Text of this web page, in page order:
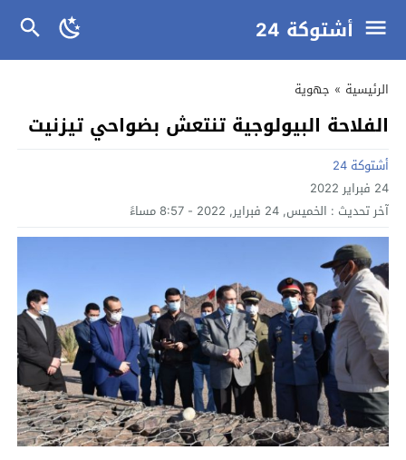
أشتوكة 24
الرئيسية » جهوية
الفلاحة البيولوجية تنتعش بضواحي تيزنيت
أشتوكة 24
24 فبراير 2022
آخر تحديث : الخميس, 24 فبراير, 2022 - 8:57 مساءً